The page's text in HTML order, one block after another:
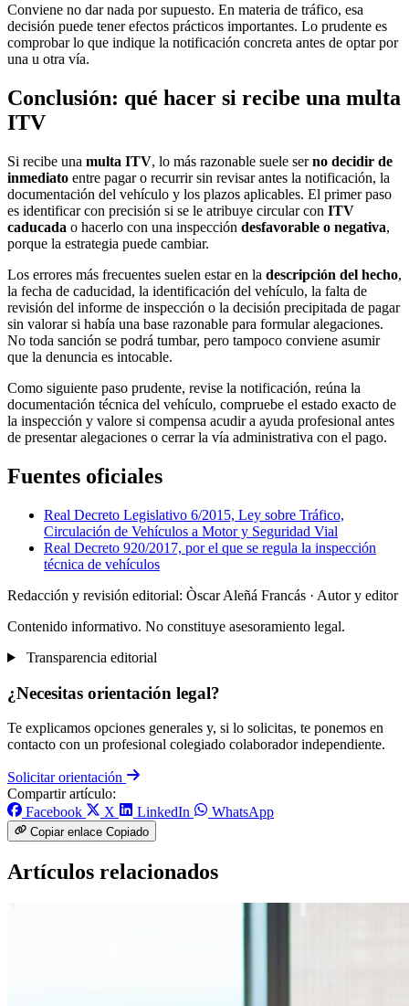
Conviene no dar nada por supuesto. En materia de tráfico, esa
decisión puede tener efectos prácticos importantes. Lo prudente es
comprobar lo que indique la notificación concreta antes de optar por
una u otra vía.
Conclusión: qué hacer si recibe una multa
ITV
Si recibe una multa ITV, lo más razonable suele serno decidir de
inmediato entre pagar o recurrir sin revisar antes la notificación, la
documentación del vehículo y los plazos aplicables. El primer paso
es identificar con precisión si se le atribuye circular con ITV
caducada o hacerlo con una inspección desfavorable o negativa,
porque la estrategia puede cambiar.
Los errores más frecuentes suelen estar en la descripción del hecho,
la fecha de caducidad, la identificación del vehículo, la falta de
revisión del informe de inspección o la decisión precipitada de pagar
sin valorar si había una base razonable para formular alegaciones.
No toda sanción se podrá tumbar, pero tampoco conviene asumir
que la denuncia es intocable.
Como siguiente paso prudente, revise la notificación, reúna la
documentación técnica del vehículo, compruebe el estado exacto de
la inspección y valore si compensa acudir a ayuda profesional antes
de presentar alegaciones o cerrar la vía administrativa con el pago.
Fuentes oficiales
Real Decreto Legislativo 6/2015, Ley sobre Tráfico,
Circulación de Vehículos a Motor y Seguridad Vial
Real Decreto 920/2017, por el que se regula la inspección
técnica de vehículos
Redacción y revisión editorial: Òscar Aleñá Francás · Autor y editor
Contenido informativo. No constituye asesoramiento legal.
Transparencia editorial
¿Necesitas orientación legal?
Te explicamos opciones generales y, si lo solicitas, te ponemos en
contacto con un profesional colegiado colaborador independiente.
Solicitar orientación
Compartir artículo:
Facebook
X LinkedIn WhatsApp
Copiar enlace Copiado
Artículos relacionados